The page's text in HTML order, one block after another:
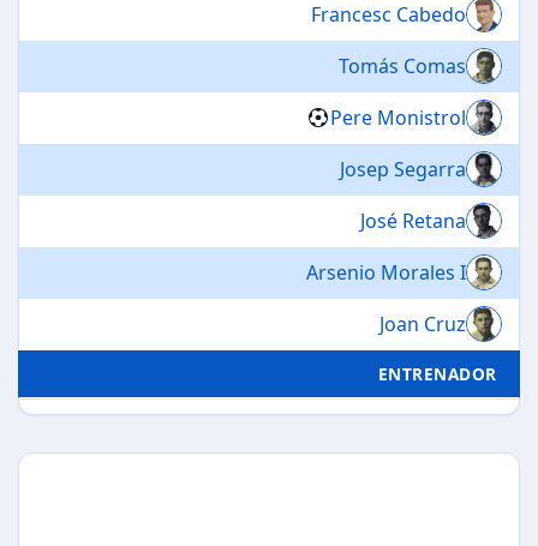
Francesc Cabedo
Tomás Comas
Pere Monistrol
Josep Segarra
José Retana
Arsenio Morales I
Joan Cruz
ENTRENADOR